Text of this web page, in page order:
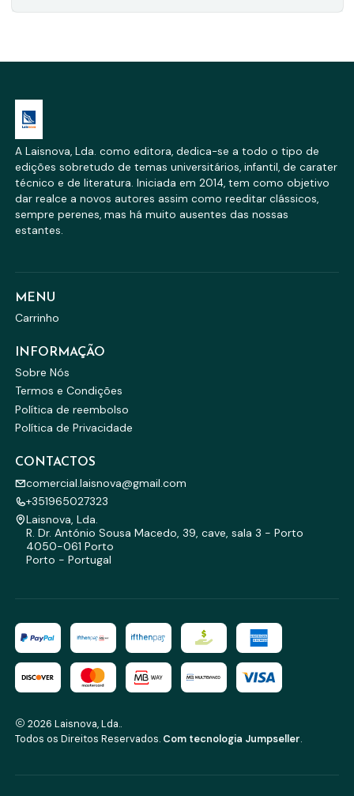
A Laisnova, Lda. como editora, dedica-se a todo o tipo de
edições sobretudo de temas universitários, infantil, de carater
técnico e de literatura. Iniciada em 2014, tem como objetivo
dar realce a novos autores assim como reeditar clássicos,
sempre perenes, mas há muito ausentes das nossas
estantes.
MENU
Carrinho
INFORMAÇÃO
Sobre Nós
Termos e Condições
Política de reembolso
Política de Privacidade
CONTACTOS
comercial.laisnova@gmail.com
+351965027323
Laisnova, Lda.
R. Dr. António Sousa Macedo, 39, cave, sala 3 - Porto
4050-061 Porto
Porto - Portugal
2026 Laisnova, Lda..
Todos os Direitos Reservados. Com tecnologia Jumpseller.